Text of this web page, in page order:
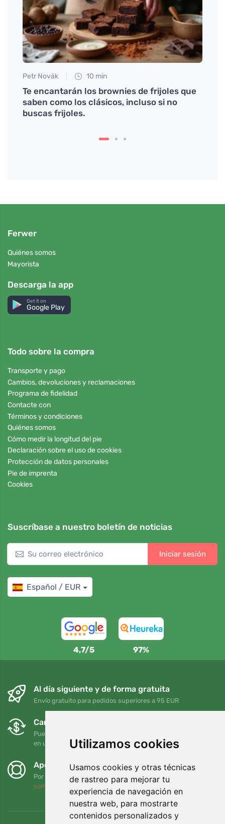
Utilizamos cookies
Usamos cookies y otras técnicas
de rastreo para mejorar tu
experiencia de navegación en
nuestra web, para mostrarte
contenidos personalizados y
Petr Novák 10 min
Te encantarán los brownies de frijoles que
saben como los clásicos, incluso si no
buscas frijoles.
Ferwer
Quiénes somos
Mayorista
Descarga la app
Get it on
Google Play
Todo sobre la compra
Transporte y pago
Cambios, devoluciones y reclamaciones
Programa de fidelidad
Contacte con
Términos y condiciones
Quiénes somos
Cómo medir la longitud del pie
Declaración sobre el uso de cookies
Protección de datos personales
Pie de imprenta
Cookies
Suscríbase a nuestro boletín de noticias
Iniciar sesión
Español / EUR
4,7/5 97%
Al día siguiente y de forma gratuita
Envío gratuito para pedidos superiores a 95 EUR
Cambios y devoluciones gratuitos
Puede devolver o cambiar su pedido en cualquier momento
en un plazo de 90 días
Apoyamos a Trees.org
Por cada pedido plantamos un árbol. Leer más
somos